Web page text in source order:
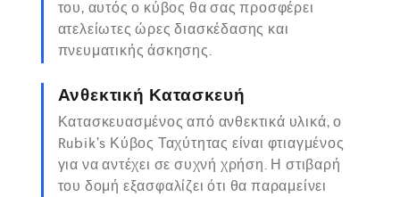
του, αυτός ο κύβος θα σας προσφέρει
ατελείωτες ώρες διασκέδασης και
πνευματικής άσκησης.
Ανθεκτική Κατασκευή
Κατασκευασμένος από ανθεκτικά υλικά, ο
Rubik’s Κύβος Ταχύτητας είναι φτιαγμένος
για να αντέχει σε συχνή χρήση. Η στιβαρή
του δομή εξασφαλίζει ότι θα παραμείνει